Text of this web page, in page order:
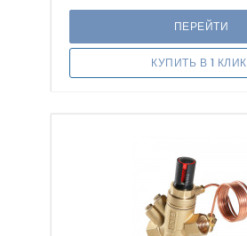
ПЕРЕЙТИ
КУПИТЬ В 1 КЛИК